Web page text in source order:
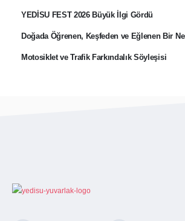
YEDİSU FEST 2026 Büyük İlgi Gördü
Doğada Öğrenen, Keşfeden ve Eğlenen Bir
Motosiklet ve Trafik Farkındalık Söyleşisi